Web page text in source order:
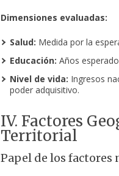
Dimensiones evaluadas:
Salud: Medida por la
Educación: Años
Nivel de vida: Ingresos
poder adquisitivo.
IV. Factores
Territorial
Papel de los factores